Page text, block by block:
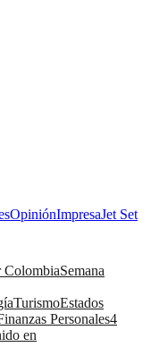
OpiniónImpresaJet Set
ColombiaSemana
TurismoEstados
Personales4
en